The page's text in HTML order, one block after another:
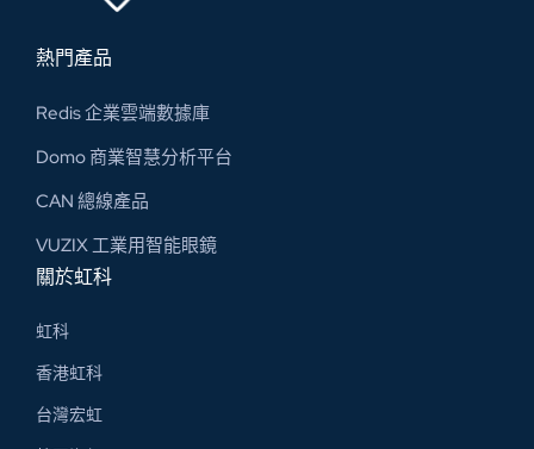
熱門產品
Redis 企業雲端數據庫
Domo 商業智慧分析平台
CAN 總線​產品
VUZIX 工業用智能眼鏡
關於虹科
虹科
香港虹科
台灣宏虹